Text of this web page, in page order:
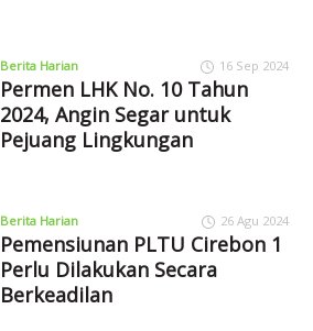
Berita Harian 16 Sep 2024
Permen LHK No. 10 Tahun
2024, Angin Segar untuk
Pejuang Lingkungan
Berita Harian 26 Agu 2024
Pemensiunan PLTU Cirebon 1
Perlu Dilakukan Secara
Berkeadilan